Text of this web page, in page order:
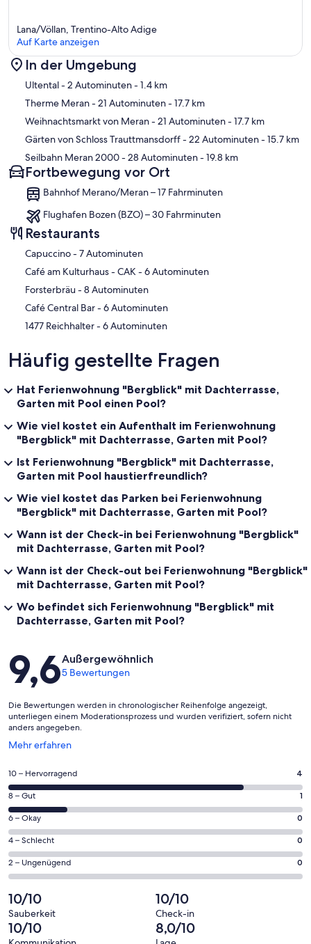
Karte
Lana/Völlan, Trentino-Alto Adige
Auf Karte anzeigen
In der Umgebung
Ultental- 2 Autominuten- 1.4 km
Therme Meran- 21 Autominuten- 17.7 km
Weihnachtsmarkt von Meran- 21 Autominuten- 17.7 km
Gärten von Schloss Trauttmansdorff- 22 Autominuten- 15.7 km
Seilbahn Meran 2000- 28 Autominuten- 19.8 km
Fortbewegung vor Ort
Bahnhof Merano/Meran – 17 Fahrminuten
Flughafen Bozen (BZO) – 30 Fahrminuten
Restaurants
‪Capuccino - ‬7 Autominuten
‪Café am Kulturhaus - CAK - ‬6 Autominuten
‪Forsterbräu - ‬8 Autominuten
‪Café Central Bar - ‬6 Autominuten
‪1477 Reichhalter - ‬6 Autominuten
Häufig gestellte Fragen
Hat Ferienwohnung "Bergblick" mit Dachterrasse,
Garten mit Pool einen Pool?
Wie viel kostet ein Aufenthalt im Ferienwohnung
"Bergblick" mit Dachterrasse, Garten mit Pool?
Ist Ferienwohnung "Bergblick" mit Dachterrasse,
Garten mit Pool haustierfreundlich?
Wie viel kostet das Parken bei Ferienwohnung
"Bergblick" mit Dachterrasse, Garten mit Pool?
Wann ist der Check-in bei Ferienwohnung "Bergblick"
mit Dachterrasse, Garten mit Pool?
Wann ist der Check-out bei Ferienwohnung "Bergblick"
mit Dachterrasse, Garten mit Pool?
Wo befindet sich Ferienwohnung "Bergblick" mit
Dachterrasse, Garten mit Pool?
Bewertungen
9,6Außergewöhnlich
5 Bewertungen
Die Bewertungen werden in chronologischer Reihenfolge angezeigt,
unterliegen einem Moderationsprozess und wurden verifiziert, sofern nicht
anders angegeben.
Mehr erfahren
Wird
einem
neuen
Fenster
geöffnet
4
von
insgesamt
5
Gästebewertungen
haben
eine
Bewertung
von
10
-
Hervorragend
10 – Hervorragend 4
1
von
insgesamt
5
Gästebewertungen
haben
Bewertung
von
8
8 – Gut 1
0
von
insgesamt
5
Gästebewertungen
haben
eine
Bewertung
von
6 – Okay 0
0
von
insgesamt
Gästebewertungen
haben
eine
4 – Schlecht 0
0
von
insgesamt
5
Gästebewertungen
haben
2 – Ungenügend 0
10/10
Sauberkeit
10/10
Check-in
10/10 8,0/10